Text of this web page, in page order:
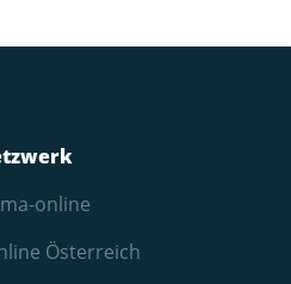
online
Österreich